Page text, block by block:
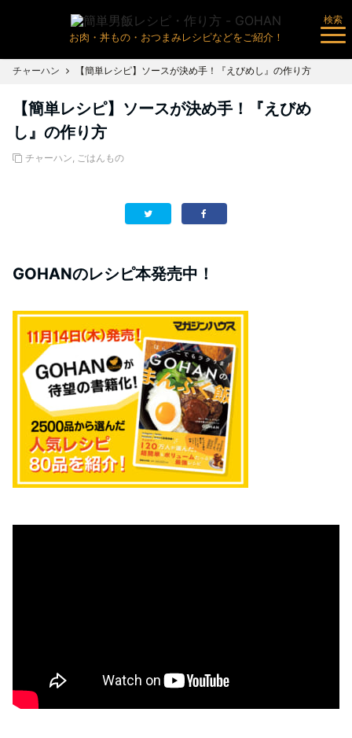
お肉・丼もの・おつまみレシピなどをご紹介！
検索
チャーハン 【簡単レシピ】ソースが決め手！『えびめし』の作り方
【簡単レシピ】ソースが決め手！『えびめ
し』の作り方
チャーハン, ごはんもの
GOHANのレシピ本発売中！